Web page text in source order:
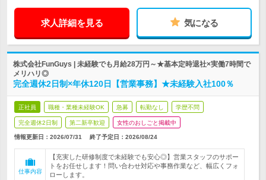
求人詳細を見る 気になる
株式会社FunGuys | 未経験でも月給28万円～★基本定時退社×実働7時間で
メリハリ◎
完全週休2日制×年休120日【営業事務】★未経験入社100％
正社員 職種・業種未経験OK 急募 転勤なし 学歴不問
完全週休2日制 第二新卒歓迎 女性のおしごと掲載中
情報更新日：2026/07/31 終了予定日： 2026/08/24
仕事内容
【充実した研修制度で未経験でも安心◎】営業スタッフのサポー
トをお任せします！問い合わせ対応や事務作業など、幅広くフォ
ローします。